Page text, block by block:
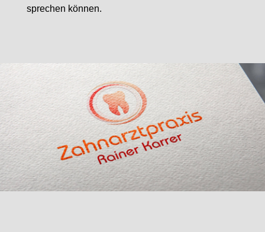
sprechen können.